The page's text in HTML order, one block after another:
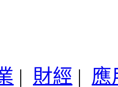
| 財經 | 應